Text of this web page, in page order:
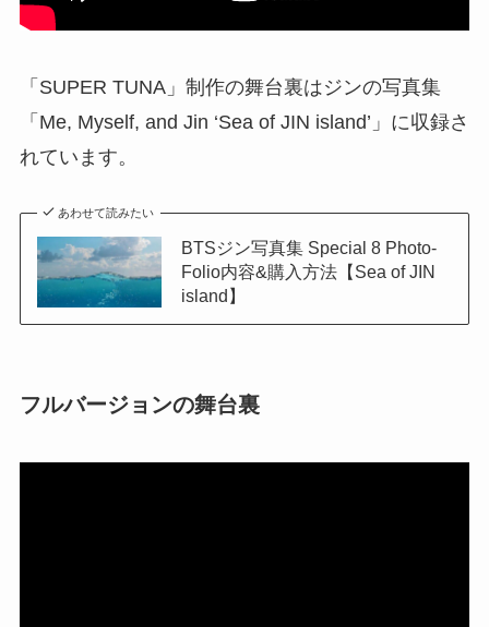
「SUPER TUNA」制作の舞台裏はジンの写真集
「Me, Myself, and Jin ‘Sea of JIN island’」に収録さ
れています。
あわせて読みたい
BTSジン写真集 Special 8 Photo-
Folio内容&購入方法【Sea of JIN
island】
フルバージョンの舞台裏